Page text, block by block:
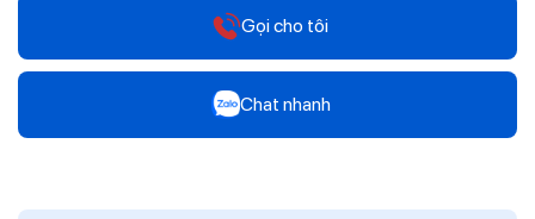
Gọi cho tôi
0916 804 808
Chat nhanh
Mr Trâm - Điện Thái Dương